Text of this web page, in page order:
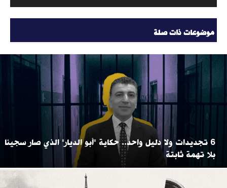
موضوعات ذات صلة
6 تجديدات ولا دليل واحد.. حكاية "أبو الديار" الذي صار سجينا
بلا تهمة ثابتة